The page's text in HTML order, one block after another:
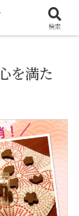
を満た
検索